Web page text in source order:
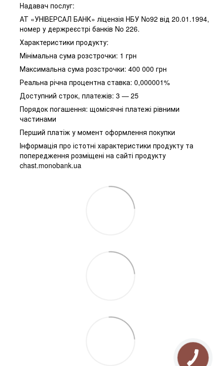
Надавач послуг:
АТ «УНІВЕРСАЛ БАНК» ліцензія НБУ No92 від 20.01.1994,
номер у держреєстрі банків No 226.
Характеристики продукту:
Мінімальна сума розстрочки: 1 грн
Максимальна сума розстрочки: 400 000 грн
Реальна річна процентна ставка: 0,000001%
Доступний строк, платежів: 3 — 25
Порядок погашення: щомісячні платежі рівними
частинами
Перший платіж у момент оформлення покупки
Інформація про істотні характеристики продукту та
попередження розміщені на сайті продукту
chast.monobank.ua